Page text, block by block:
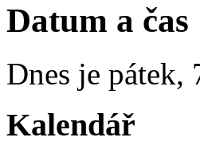
Datum a čas
Dnes je pátek,
Kalendář